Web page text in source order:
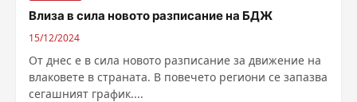
Влиза в сила новото разписание на БДЖ
15/12/2024
От днес е в сила новото разписание за движение на
влаковете в страната. В повечето региони се запазва
сегашният график....